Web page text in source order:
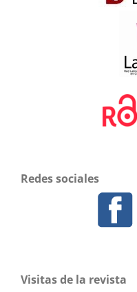
Redes sociales
Visitas de la revista